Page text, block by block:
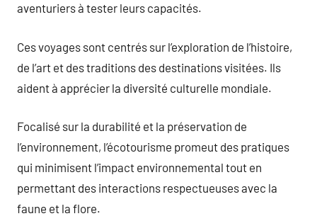
aventuriers à tester leurs capacités.
Ces voyages sont centrés sur l’exploration de l’histoire,
de l’art et des traditions des destinations visitées. Ils
aident à apprécier la diversité culturelle mondiale.
Focalisé sur la durabilité et la préservation de
l’environnement, l’écotourisme promeut des pratiques
qui minimisent l’impact environnemental tout en
permettant des interactions respectueuses avec la
faune et la flore.